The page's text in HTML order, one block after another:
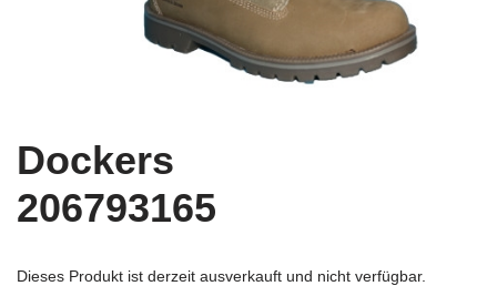
Dockers
206793165
Dieses Produkt ist derzeit ausverkauft und nicht verfügbar.